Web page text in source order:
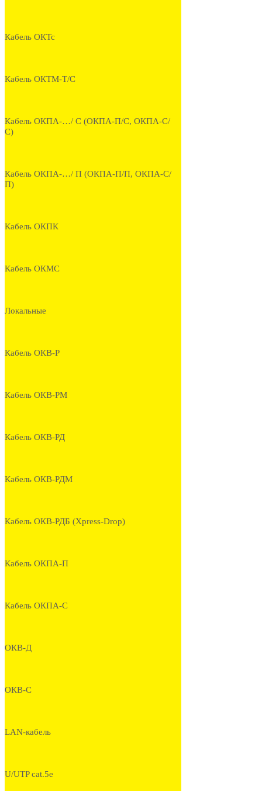
Кабель ОКТс
Кабель ОКТМ-Т/С
Кабель ОКПА-…/ С (ОКПА-П/С, ОКПА-С/
С)
Кабель ОКПА-…/ П (ОКПА-П/П, ОКПА-С/
П)
Кабель ОКПК
Кабель ОКМС
Локальные
Кабель ОКВ-Р
Кабель ОКВ-РМ
Кабель ОКВ-РД
Кабель ОКВ-РДМ
Кабель ОКВ-РДБ (Xpress-Drop)
Кабель ОКПА-П
Кабель ОКПА-С
ОКВ-Д
ОКВ-С
LAN-кабель
U/UTP cat.5e